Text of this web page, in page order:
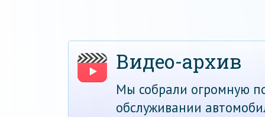
Видео-архив
Мы собрали огромную
обслуживании